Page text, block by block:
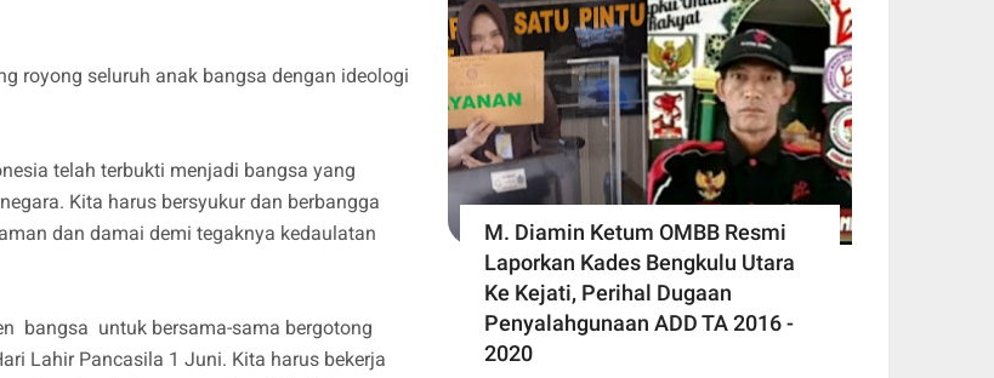
royong seluruh anak bangsa dengan ideologi
telah terbukti menjadi bangsa yang
Kita harus bersyukur dan berbangga
dan damai demi tegaknya kedaulatan
bangsa untuk bersama-sama bergotong
Lahir Pancasila 1 Juni. Kita harus bekerja
M. Diamin Ketum OMBB Resmi
Laporkan Kades Bengkulu Utara
Ke Kejati, Perihal Dugaan
Penyalahgunaan ADD TA 2016 -
2020